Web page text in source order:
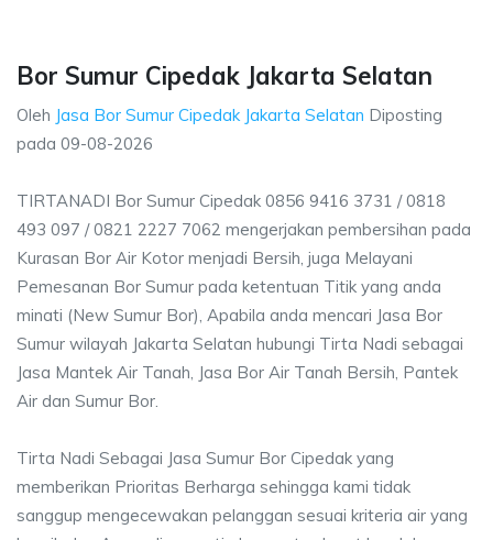
Bor Sumur Cipedak Jakarta Selatan
Oleh Jasa Bor Sumur Cipedak Jakarta Selatan Diposting
pada 09-08-2026
TIRTANADI Bor Sumur Cipedak 0856 9416 3731 / 0818
493 097 / 0821 2227 7062 mengerjakan pembersihan pada
Kurasan Bor Air Kotor menjadi Bersih, juga Melayani
Pemesanan Bor Sumur pada ketentuan Titik yang anda
minati (New Sumur Bor), Apabila anda mencari Jasa Bor
Sumur wilayah Jakarta Selatan hubungi Tirta Nadi sebagai
Jasa Mantek Air Tanah, Jasa Bor Air Tanah Bersih, Pantek
Air dan Sumur Bor.
Tirta Nadi Sebagai Jasa Sumur Bor Cipedak yang
memberikan Prioritas Berharga sehingga kami tidak
sanggup mengecewakan pelanggan sesuai kriteria air yang